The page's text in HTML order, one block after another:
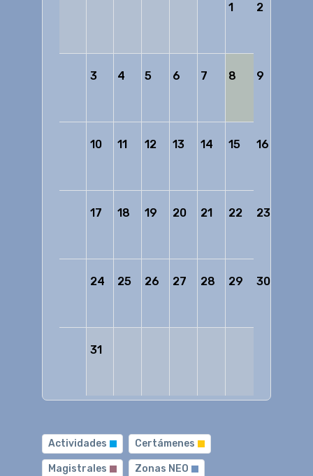
1 2
3 4 5 6 7 8 9
10 11 12 13 14 15 16
17 18 19 20 21 22 23
24 25 26 27 28 29 30
31
Actividades Certámenes
Magistrales Zonas NEO